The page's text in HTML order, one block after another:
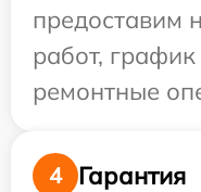
предоставим
работ,
ремонтные
4
Гарантия